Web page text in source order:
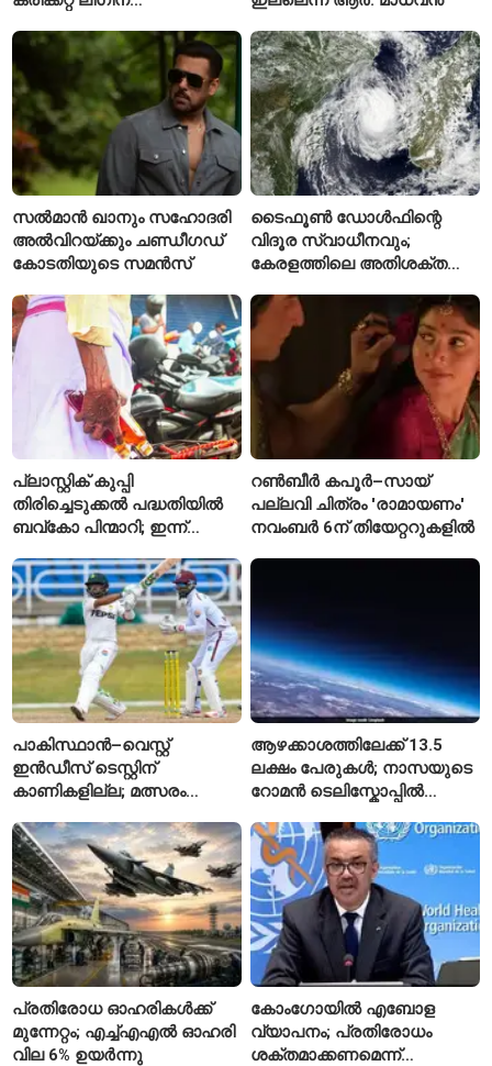
താരങ്ങൾക്ക് പരിശീലനം
നൽകും
സൽമാൻ ഖാനും സഹോദരി
അൽവിറയ്ക്കും ചണ്ഡീഗഡ്
കോടതിയുടെ സമൻസ്
ടൈഫൂൺ ഡോൾഫിന്റെ
വിദൂര സ്വാധീനവും;
കേരളത്തിലെ അതിശക്ത
കാരണമായേക്കുമെന്ന്
റിപ്പോർട്ട്
പ്ലാസ്റ്റിക് കുപ്പി
തിരിച്ചെടുക്കൽ പദ്ധതിയിൽ
ബവ്കോ പിന്മാറി; ഇന്ന്
സ്വീകരിക്കില്ല
റൺബീർ കപൂർ–സായ്
പല്ലവി ചിത്രം 'രാമായണം'
നവംബർ 6ന് തിയേറ്ററുകളിൽ
പാകിസ്ഥാൻ–വെസ്റ്റ്
ഇൻഡീസ് ടെസ്റ്റിന്
കാണികളില്ല; മത്സരം
പരിഹാസവിഷയം
ആഴക്കാശത്തിലേക്ക് 13.5
ലക്ഷം പേരുകൾ; നാസയുടെ
റോമൻ ടെലിസ്കോപ്പിൽ
പ്രതിരോധ ഓഹരികൾക്ക്
മുന്നേറ്റം; എച്ച്എഎൽ ഓഹരി
വില 6% ഉയർന്നു
കോംഗോയിൽ എബോള
വ്യാപനം; പ്രതിരോധം
ശക്തമാക്കണമെന്ന്